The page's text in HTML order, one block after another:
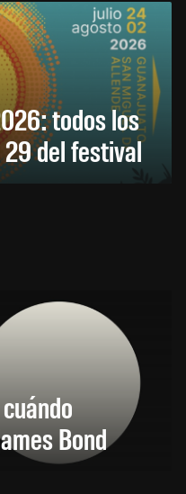
todos los
del festival
Bond